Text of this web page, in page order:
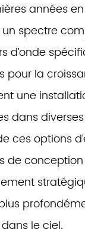
années
spectre
d’onde
pour la
une
dans
ces options
de
le ciel.